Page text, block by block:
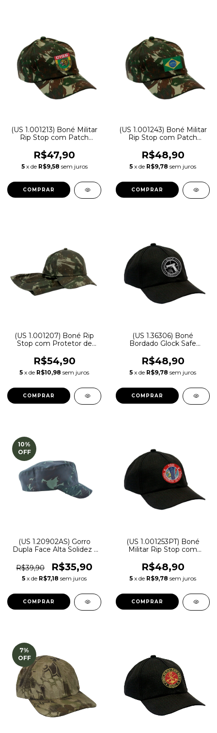
(US 1.001213) Boné Militar
Rip Stop com Patch
Camuflada Exército
Brasileiro - Atack
R$47,90
5 x de R$9,58 sem juros
(US 1.001243) Boné Militar
Rip Stop com Patch
| Camuflada Exército
Brasileiro - Atack
R$48,90
5 x de R$9,78 sem juros
(US 1.001207) Boné Rip
Stop com Protetor de
Exército Brasileiro - Atack
R$54,90
5 x de R$10,98 sem juros
(US 1.36306) Boné
Bordado Glock Safe
Atack
R$48,90
5 x de R$9,78 sem juros
10%
OFF
(US 1.20902AS) Gorro
Dupla Face Alta Solidez |
R$39,90
R$35,90
5 x de R$7,18 sem juros
COMPRAR
(US 1.001253PT) Boné
Militar Rip Stop com
Esquadrilha da Fumaça |
Preta - Atack
R$48,90
5 x de R$9,78 sem juros
7%
OFF